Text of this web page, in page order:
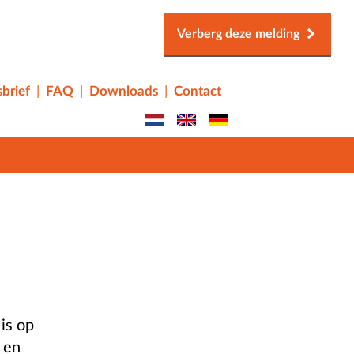
Verberg deze melding
FAQ Downloads Contact
op